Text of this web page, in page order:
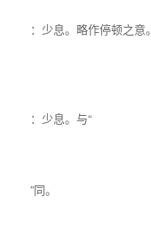
：少息。略作停顿之意。
：少息。与“
”同。